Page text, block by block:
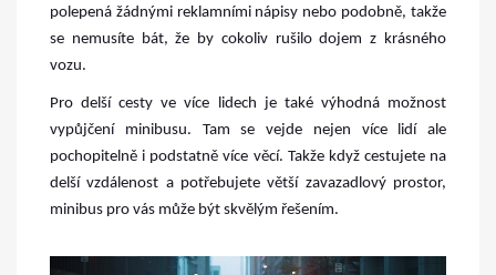
polepená žádnými reklamními nápisy nebo podobně, takže
se nemusíte bát, že by cokoliv rušilo dojem z krásného
vozu.
Pro delší cesty ve více lidech je také výhodná možnost
vypůjčení minibusu. Tam se vejde nejen více lidí ale
pochopitelně i podstatně více věcí. Takže když cestujete na
delší vzdálenost a potřebujete větší zavazadlový prostor,
minibus pro vás může být skvělým řešením.